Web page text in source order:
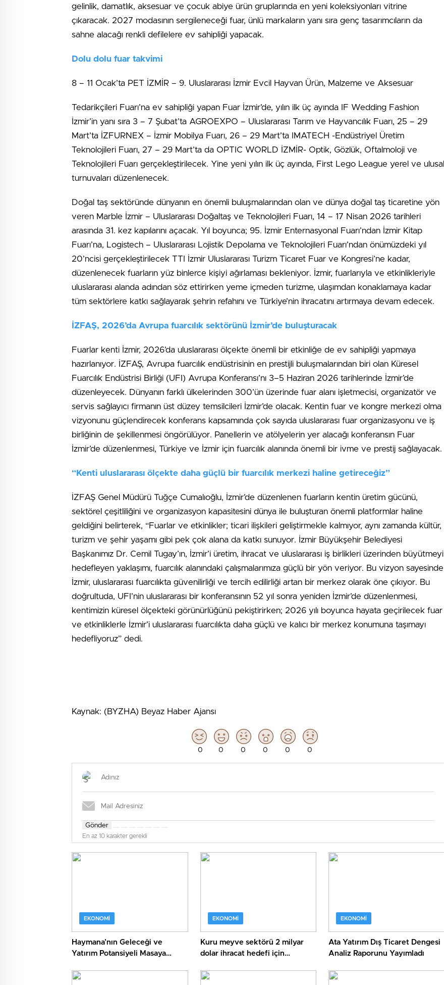
gelinlik, damatlık, aksesuar ve çocuk abiye ürün gruplarında en yeni koleksiyonları vitrine
çıkaracak. 2027 modasının sergileneceği fuar, ünlü markaların yanı sıra genç tasarımcıların da
sahne alacağı renkli defilelere ev sahipliği yapacak.
Dolu dolu fuar takvimi
8 – 11 Ocak’ta PET İZMİR – 9. Uluslararası İzmir Evcil Hayvan Ürün, Malzeme ve Aksesuar
Tedarikçileri Fuarı’na ev sahipliği yapan Fuar İzmir’de, yılın ilk üç ayında IF Wedding Fashion
İzmir’in yanı sıra 3 – 7 Şubat’ta AGROEXPO – Uluslararası Tarım ve Hayvancılık Fuarı, 25 – 29
Mart’ta İZFURNEX – İzmir Mobilya Fuarı, 26 – 29 Mart’ta IMATECH -Endüstriyel Üretim
Teknolojileri Fuarı, 27 – 29 Mart’ta da OPTIC WORLD İZMİR- Optik, Gözlük, Oftalmoloji ve
Teknolojileri Fuarı gerçekleştirilecek. Yine yeni yılın ilk üç ayında, First Lego League yerel ve ulusal
turnuvaları düzenlenecek.
Doğal taş sektöründe dünyanın en önemli buluşmalarından olan ve dünya doğal taş ticaretine yön
veren Marble İzmir – Uluslararası Doğaltaş ve Teknolojileri Fuarı, 14 – 17 Nisan 2026 tarihleri
arasında 31. kez kapılarını açacak. Yıl boyunca; 95. İzmir Enternasyonal Fuarı’ndan İzmir Kitap
Fuarı’na, Logistech – Uluslararası Lojistik Depolama ve Teknolojileri Fuarı’ndan önümüzdeki yıl
20’ncisi gerçekleştirilecek TTI İzmir Uluslararası Turizm Ticaret Fuar ve Kongresi’ne kadar,
düzenlenecek fuarların yüz binlerce kişiyi ağırlaması bekleniyor. İzmir, fuarlarıyla ve etkinlikleriyle
uluslararası alanda adından söz ettirirken yeme içmeden turizme, ulaşımdan konaklamaya kadar
tüm sektörlere katkı sağlayarak şehrin refahını ve Türkiye’nin ihracatını artırmaya devam edecek.
İZFAŞ, 2026’da Avrupa fuarcılık sektörünü İzmir’de buluşturacak
Fuarlar kenti İzmir, 2026’da uluslararası ölçekte önemli bir etkinliğe de ev sahipliği yapmaya
hazırlanıyor. İZFAŞ, Avrupa fuarcılık endüstrisinin en prestijli buluşmalarından biri olan Küresel
Fuarcılık Endüstrisi Birliği (UFI) Avrupa Konferansı’nı 3–5 Haziran 2026 tarihlerinde İzmir’de
düzenleyecek. Dünyanın farklı ülkelerinden 300’ün üzerinde fuar alanı işletmecisi, organizatör ve
servis sağlayıcı firmanın üst düzey temsilcileri İzmir’de olacak. Kentin fuar ve kongre merkezi olma
vizyonunu güçlendirecek konferans kapsamında çok sayıda uluslararası fuar organizasyonu ve iş
birliğinin de şekillenmesi öngörülüyor. Panellerin ve atölyelerin yer alacağı konferansın Fuar
İzmir’de düzenlenmesi, Türkiye ve İzmir için fuarcılık alanında önemli bir ivme ve prestij sağlayacak.
“Kenti uluslararası ölçekte daha güçlü bir fuarcılık merkezi haline getireceğiz”
İZFAŞ Genel Müdürü Tuğçe Cumalıoğlu, İzmir’de düzenlenen fuarların kentin üretim gücünü,
sektörel çeşitliliğini ve organizasyon kapasitesini dünya ile buluşturan önemli platformlar haline
geldiğini belirterek, “Fuarlar ve etkinlikler; ticari ilişkileri geliştirmekle kalmıyor, aynı zamanda kültür,
turizm ve şehir yaşamı gibi pek çok alana da katkı sunuyor. İzmir Büyükşehir Belediyesi
Başkanımız Dr. Cemil Tugay’ın, İzmir’i üretim, ihracat ve uluslararası iş birlikleri üzerinden büyütmeyi
hedefleyen yaklaşımı, fuarcılık alanındaki çalışmalarımıza güçlü bir yön veriyor. Bu vizyon sayesinde
İzmir, uluslararası fuarcılıkta güvenilirliği ve tercih edilirliği artan bir merkez olarak öne çıkıyor. Bu
doğrultuda, UFI’nin uluslararası bir konferansının 52 yıl sonra yeniden İzmir’de düzenlenmesi,
kentimizin küresel ölçekteki görünürlüğünü pekiştirirken; 2026 yılı boyunca hayata geçirilecek fuar
ve etkinliklerle İzmir’i uluslararası fuarcılıkta daha güçlü ve kalıcı bir merkez konumuna taşımayı
hedefliyoruz” dedi.
Kaynak: (BYZHA) Beyaz Haber Ajansı
0 0 0 0 0 0
Gönder
En az 10 karakter gerekli
EKONOMI
Haymana’nın Geleceği ve
Yatırım Potansiyeli Masaya
EKONOMI
Kuru meyve sektörü 2 milyar
dolar ihracat hedefi için
EKONOMI
Ata Yatırım Dış Ticaret Dengesi
Analiz Raporunu Yayımladı